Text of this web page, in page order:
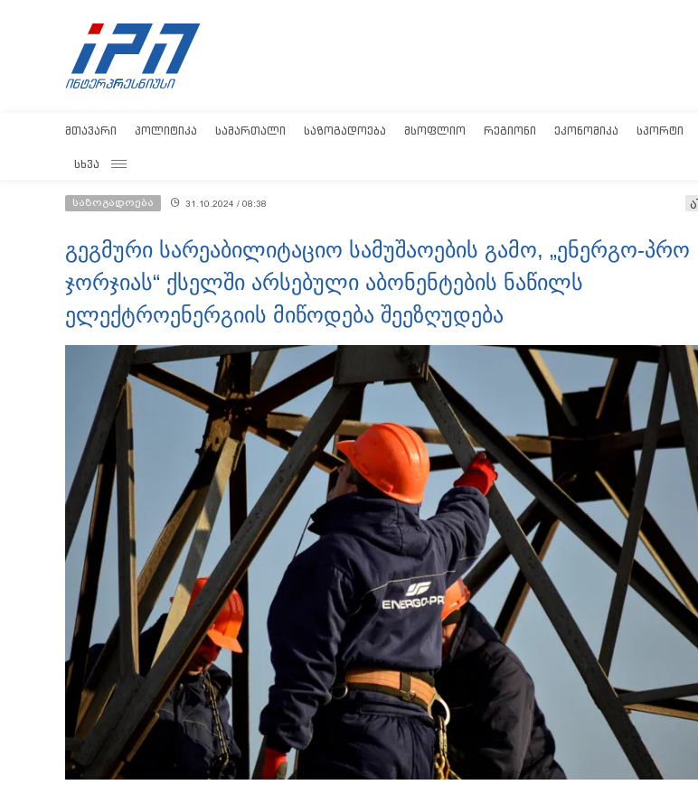
ᲛᲗᲐᲕᲐᲠᲘ ᲞᲝᲚᲘᲢᲘᲙᲐ ᲡᲐᲛᲐᲠᲗᲐᲚᲘ ᲡᲐᲖᲝᲒᲐᲓᲝᲔᲑᲐ ᲛᲡᲝᲤᲚᲘᲝ ᲠᲔᲒᲘᲝᲜᲘ ᲔᲙᲝᲜᲝᲛᲘᲙᲐ ᲡᲞᲝᲠᲢᲘ
ᲡᲮᲕᲐ
საზოგადოება 31.10.2024 / 08:38 ა
გეგმური სარეაბილიტაციო სამუშაოების გამო, „ენერგო-პრო
ჯორჯიას“ ქსელში არსებული აბონენტების ნაწილს
ელექტროენერგიის მიწოდება შეეზღუდება